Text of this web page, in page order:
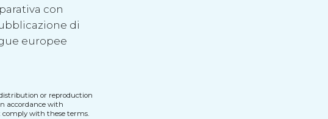
con
di
europee
distribution or reproduction
accordance with
comply with these terms.